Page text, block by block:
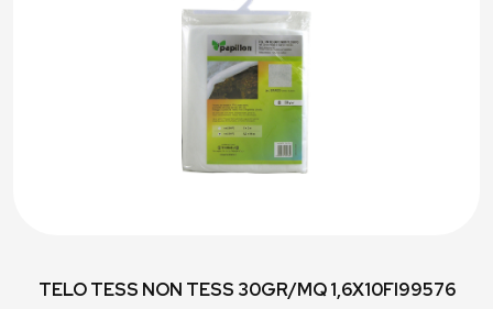
TELO TESS NON TESS 30GR/MQ 1,6X10FI99576